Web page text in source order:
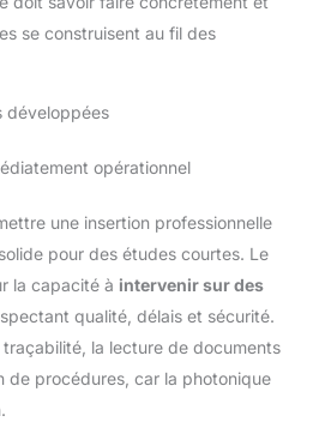
se construisent au fil des
développées
opérationnel
une insertion professionnelle
pour des études courtes. Le
la capacité à intervenir sur des
qualité, délais et sécurité.
la lecture de documents
de procédures, car la photonique